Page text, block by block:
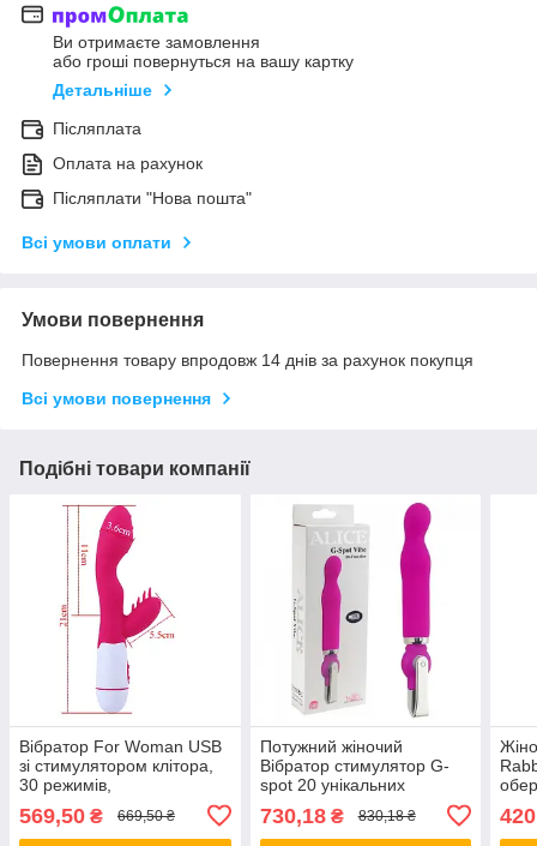
Ви отримаєте замовлення
або гроші повернуться на вашу картку
Детальніше
Післяплата
Оплата на рахунок
Післяплати "Нова пошта"
Всі умови оплати
Умови повернення
Повернення товару впродовж 14 днів за рахунок покупця
Всі умови повернення
Подібні товари компанії
Вібратор For Woman USB
зі стимулятором клітора,
30 режимів,
силіконовий
569,50 ₴ 669,50 ₴
Потужний жіночий
Вібратор стимулятор G-
spot 20 унікальних
режимів заряджання USB
Знижка aiw
730,18₴ 830,18 ₴